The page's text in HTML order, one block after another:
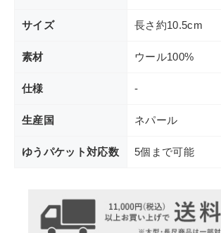
サイズ 長さ約10.5cm
素材 ウール100%
仕様 -
生産国 ネパール
ゆうパケット対応数 5個まで可能